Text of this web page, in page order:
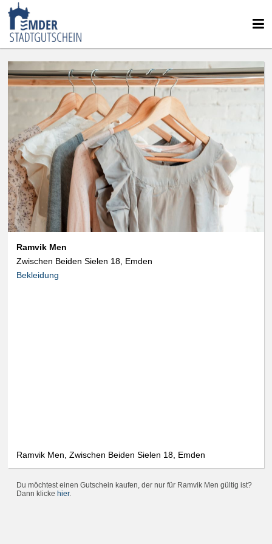
Ramvik Men
Zwischen Beiden Sielen 18, Emden
Bekleidung
Ramvik Men, Zwischen Beiden Sielen 18, Emden
Du möchtest einen Gutschein kaufen, der nur für Ramvik Men gültig ist?
Dann klicke hier.